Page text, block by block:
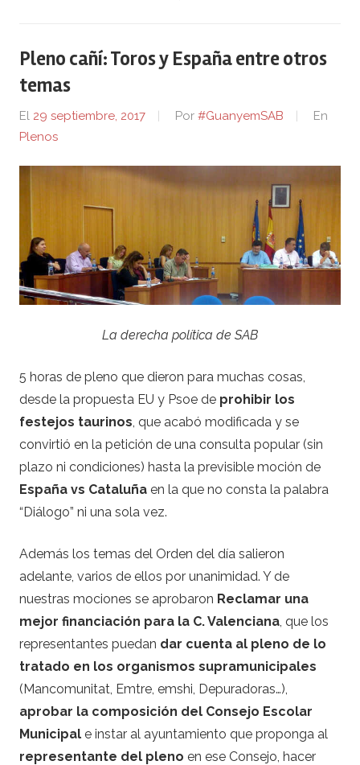
Pleno cañí: Toros y España entre otros
temas
El 29 septiembre, 2017 Por #GuanyemSAB
En
Plenos
La derecha política de SAB
5 horas de pleno que dieron para muchas cosas,
desde la propuesta EU y Psoe de prohibir los
festejos taurinos , que acabó modificada y se
convirtió en la petición de una consulta popular (sin
plazo ni condiciones) hasta la previsible moción de
España vs Cataluña en la que no consta la palabra
“Diálogo” ni una sola vez.
Además los temas del Orden del día salieron
adelante, varios de ellos por unanimidad. Y de
nuestras mociones se aprobaron Reclamar una
mejor financiación para la C. Valenciana , que los
representantes puedan dar cuenta al pleno de lo
tratado en los organismos supramunicipales
(Mancomunitat, Emtre, emshi, Depuradoras…),
aprobar la composición del Consejo Escolar
Municipal e instar al ayuntamiento que proponga al
representante del pleno en ese Consejo, hacer